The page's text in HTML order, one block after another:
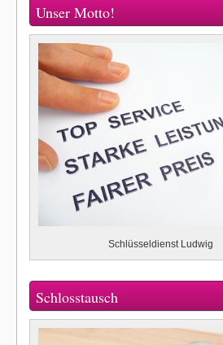
Unser Motto!
Schlüsseldienst Ludwig
Schlosstausch